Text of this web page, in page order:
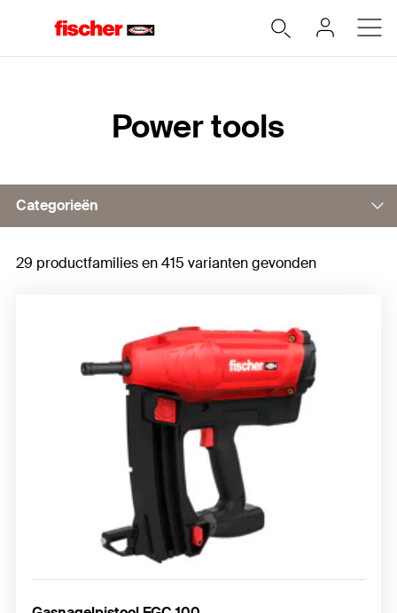
Power tools
Categorieën
Direct fixings
Cordless impact wrenches FSS 18V
29 productfamilies en 415 varianten gevonden